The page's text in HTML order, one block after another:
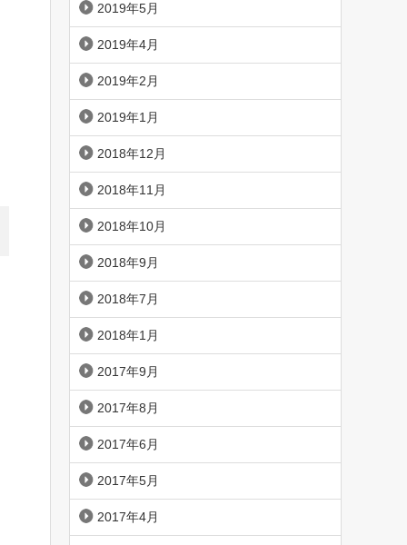
2019年5月
2019年4月
2019年2月
2019年1月
2018年12月
2018年11月
2018年10月
2018年9月
2018年7月
2018年1月
2017年9月
2017年8月
2017年6月
2017年5月
2017年4月